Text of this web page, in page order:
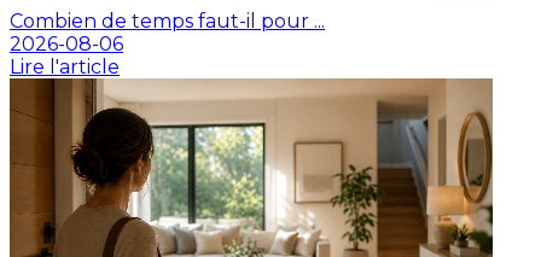
Combien de temps faut-il pour ...
2026-08-06
Lire l'article